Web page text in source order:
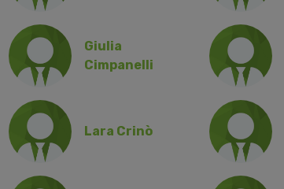
Giulia
Cimpanelli
Lara Crinò